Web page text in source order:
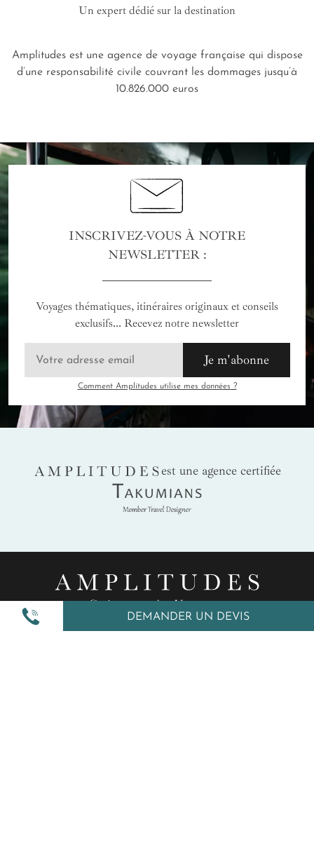
DEMANDER UN DEVIS
Un expert dédié sur la destination
Amplitudes est une agence de voyage française qui dispose
d’une responsabilité civile couvrant les dommages jusqu’à
10.826.000 euros
INSCRIVEZ-VOUS À NOTRE
NEWSLETTER :
Voyages thématiques, itinéraires originaux et conseils
exclusifs... Recevez notre newsletter
Je m'abonne
Comment Amplitudes utilise mes données ?
AMPLITUDES
est une agence certifiée
Takumians